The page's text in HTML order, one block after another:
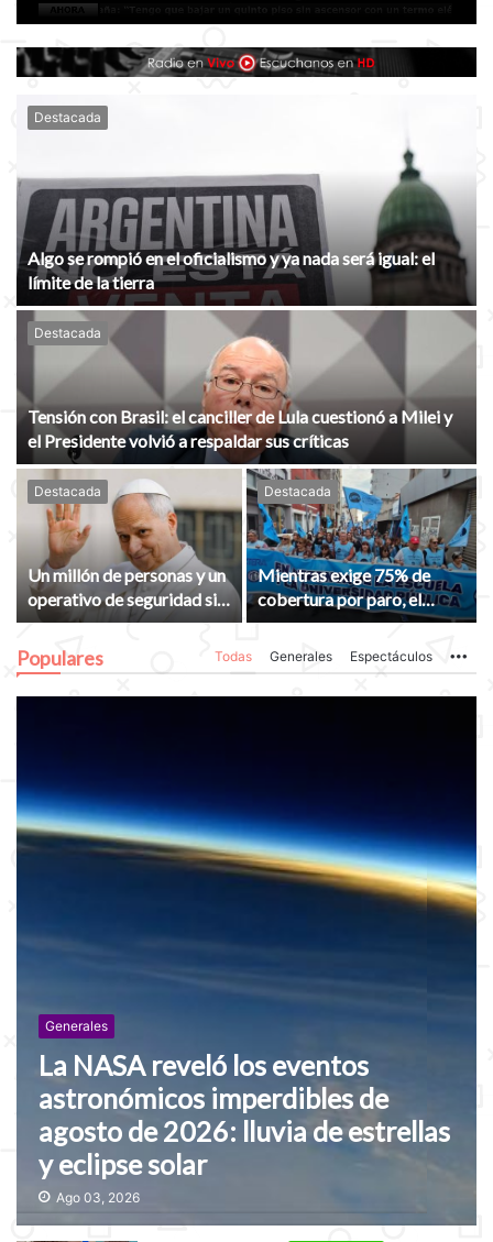
Destacada
Algo se rompió en el oficialismo y ya nada será igual: el
límite de la tierra
Destacada
Tensión con Brasil: el canciller de Lula cuestionó a Milei y
el Presidente volvió a respaldar sus críticas
Destacada
Un millón de personas y un
operativo de seguridad sin
precedentes: la trastienda
de la llegada de León XIV
Destacada
Mientras exige 75% de
cobertura por paro, el
Gobierno subejecutó el
75% de las metas
educativas
Populares Todas Generales Espectáculos
Generales
La NASA reveló los eventos
astronómicos imperdibles de
agosto de 2026: lluvia de estrellas
y eclipse solar
Ago 03, 2026